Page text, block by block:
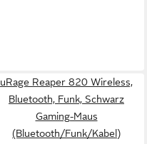
uRage Reaper 820 Wireless,
Bluetooth, Funk, Schwarz
Gaming-Maus
(Bluetooth/Funk/Kabel)